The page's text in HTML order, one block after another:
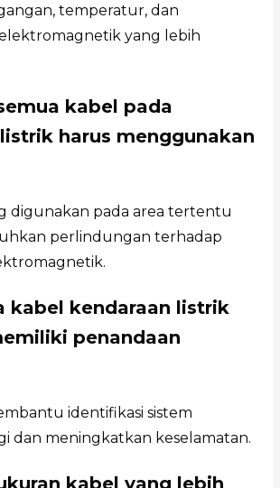
temperatur, dan
yang lebih
kabel pada
harus menggunakan
digunakan pada area tertentu
perlindungan terhadap
kabel kendaraan listrik
penandaan
identifikasi sistem
dan meningkatkan keselamatan.
kabel yang lebih